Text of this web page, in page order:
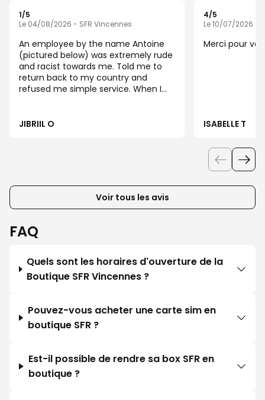
1/5
Le 04/08/2026 - SFR Vincennes
An employee by the name Antoine
(pictured below) was extremely rude
and racist towards me. Told me to
return back to my country and
refused me simple service. When I
he has been working there for 13
JIBRIIL O
4/5
Le 10/07/2026 -
Merci pour
ISABELLE T
Voir tous les avis
FAQ
Quels sont les horaires d'ouverture de la
Boutique SFR Vincennes ?
Pouvez-vous acheter une carte sim en
boutique SFR ?
Est-il possible de rendre sa box SFR en
boutique ?